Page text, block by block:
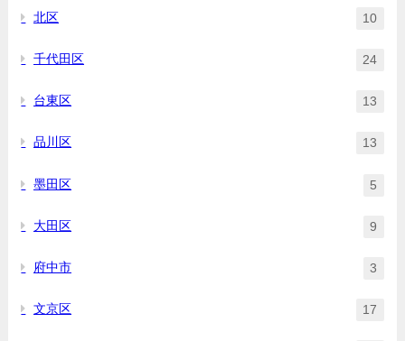
北区 10
千代田区 24
台東区 13
品川区 13
墨田区 5
大田区 9
府中市 3
文京区 17